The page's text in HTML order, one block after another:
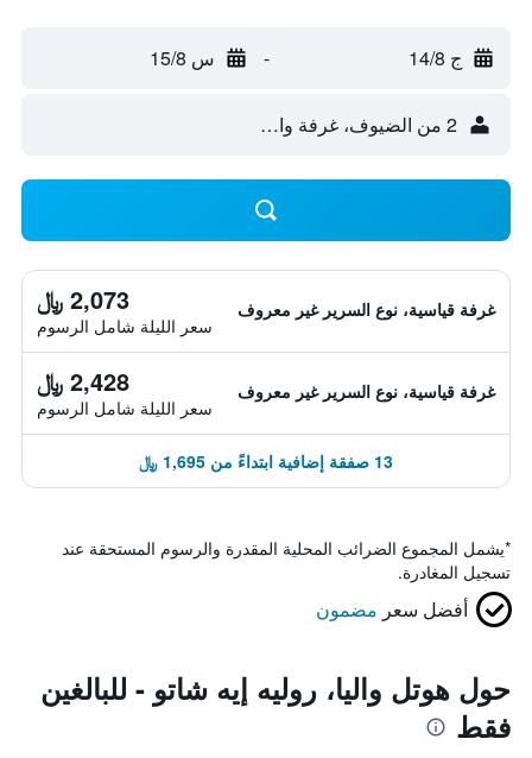
ج 14/8 - س 15/8
2 من الضيوف، غرفة واحدة
غرفة قياسية، نوع السرير غير معروف 2,073 ﷼
سعر الليلة شامل الرسوم
غرفة قياسية، نوع السرير غير معروف 2,428 ﷼
سعر الليلة شامل الرسوم
13 صفقة إضافية ابتداءً من 1,695 ﷼
*يشمل المجموع الضرائب المحلية المقدرة والرسوم المستحقة عند
تسجيل المغادرة.
أفضل سعر مضمون
حول هوتل واليا، روليه إيه شاتو - للبالغين
فقط